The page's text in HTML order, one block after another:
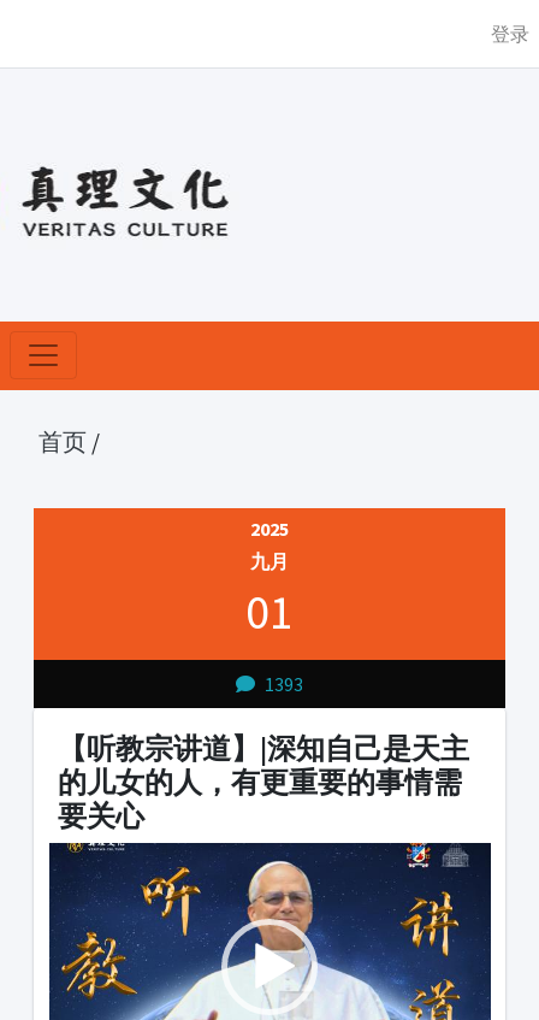
登录
首页 /
2025
九月
01
1393
【听教宗讲道】|深知自己是天主
的儿女的人，有更重要的事情需
要关心
Video
Player
Audio
Player